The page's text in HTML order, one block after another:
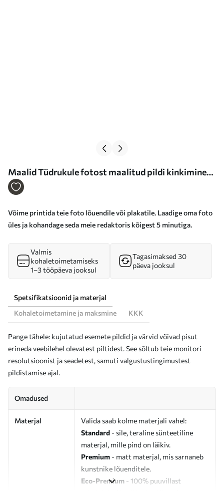
Maalid Tüdrukule fotost maalitud pildi kinkimine
Nr s47168
Võime printida teie foto lõuendile või plakatile. Laadige oma foto
üles ja kohandage seda meie redaktoris kõigest 5 minutiga.
Valmis
kohaletoimetamiseks
1–3 tööpäeva jooksul
Tagasimaksed 30
päeva jooksul
Spetsifikatsioonid ja materjal
Kohaletoimetamine ja maksmine
KKK
Pange tähele: kujutatud esemete pildid ja värvid võivad pisut
erineda veebilehel olevatest piltidest. See sõltub teie monitori
resolutsioonist ja seadetest, samuti valgustustingimustest
pildistamise ajal.
Omadused
Materjal
Valida saab kolme materjali vahel:
Standard - sile, teraline sünteetiline
materjal, mille pind on läikiv.
Premium - matt materjal, mis sarnaneb
kunstnike lõuenditele.
Eco-Premium - 100% puuvillast